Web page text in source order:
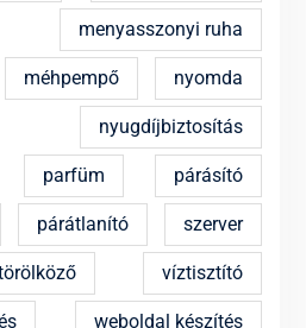
menyasszonyi ruha
méhpempő nyomda
nyugdíjbiztosítás
parfüm párásító
párátlanító szerver
víztisztító
weboldal készítés